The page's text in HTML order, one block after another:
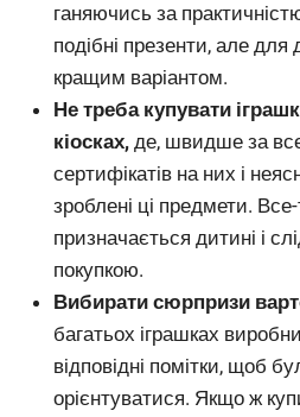
ганяючись за
подібні презенти, але
кращим варіантом.
Не треба купувати
кіосках, де, швидше за
сертифікатів на них і
зроблені ці предмети.
призначається дитині і
покупкою.
Вибирати сюрпризи
багатьох іграшках
відповідні помітки, щоб
орієнтуватися. Якщо ж